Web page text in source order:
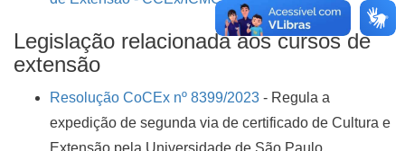
Legislação relacionada aos cursos de
extensão
Resolução CoCEx nº 8399/2023 - Regula a
expedição de segunda via de certificado de Cultura e
Extensão pela Universidade de São Paulo.